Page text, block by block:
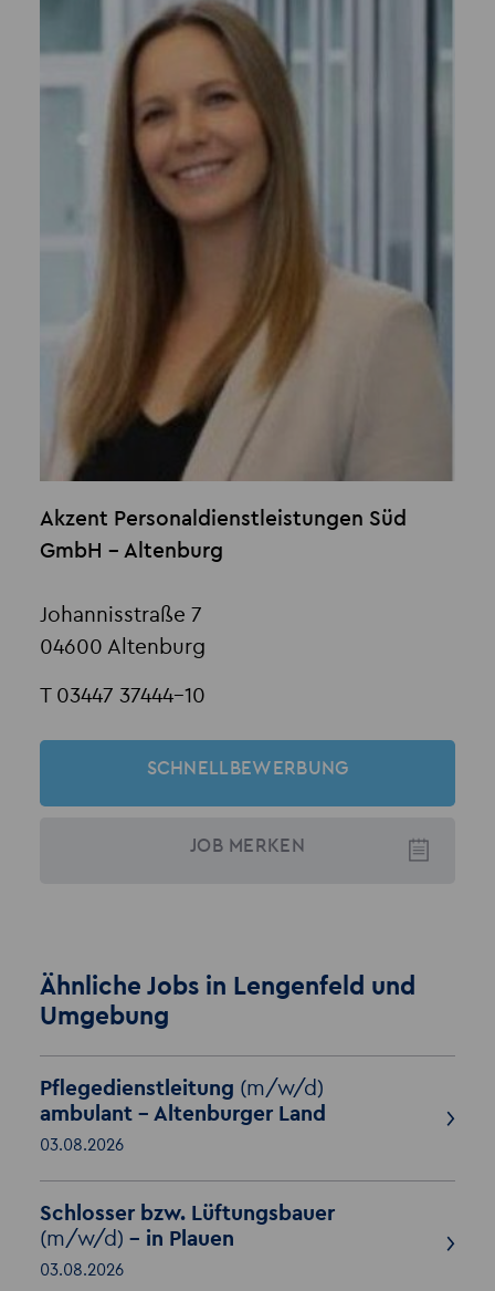
Akzent Personaldienstleistungen Süd
GmbH - Altenburg
Johannisstraße 7
04600 Altenburg
T 03447 37444-10
SCHNELLBEWERBUNG
JOB MERKEN
Ähnliche Jobs in Lengenfeld und
Umgebung
Pflegedienstleitung (m/w/d)
ambulant - Altenburger Land
03.08.2026
Schlosser bzw. Lüftungsbauer
(m/w/d) - in Plauen
03.08.2026